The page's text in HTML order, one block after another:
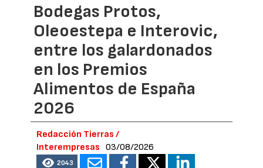
Bodegas Protos,
Oleoestepa e Interovic,
entre los galardonados
en los Premios
Alimentos de España
2026
Redacción Tierras /
Interempresas
03/08/2026
2043